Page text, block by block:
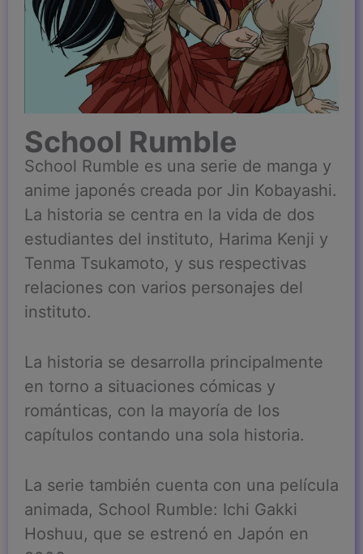
School Rumble
School Rumble es una serie de manga y
anime japonés creada por Jin Kobayashi.
La historia se centra en la vida de dos
estudiantes del instituto, Harima Kenji y
Tenma Tsukamoto, y sus respectivas
relaciones con varios personajes del
instituto.
La historia se desarrolla principalmente
en torno a situaciones cómicas y
románticas, con la mayoría de los
capítulos contando una sola historia.
La serie también cuenta con una película
animada, School Rumble: Ichi Gakki
Hoshuu, que se estrenó en Japón en